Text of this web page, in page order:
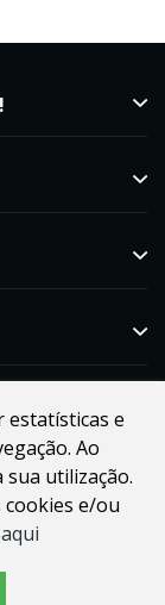
estatísticas e
Ao
utilização.
cookies e/ou
Apicultores |